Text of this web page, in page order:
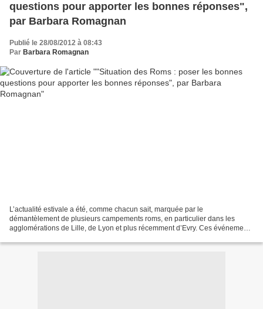
questions pour apporter les bonnes réponses",
par Barbara Romagnan
Publié le 28/08/2012 à 08:43
Par Barbara Romagnan
L’actualité estivale a été, comme chacun sait, marquée par le
démantèlement de plusieurs campements roms, en particulier dans les
agglomérations de Lille, de Lyon et plus récemment d’Evry. Ces événements